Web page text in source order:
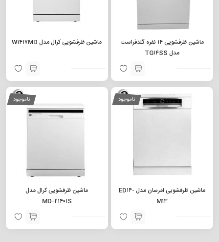
ماشین ظرفشویی ۱۴ نفره گلدفراست
مدل TG۱۴SS
ماشین ظرفشویی کرال مدل W۱۴۱۷MD
ناموجود
ماشین ظرفشویی امرسان مدل ED۱۴-
M۱۳
ناموجود
ماشین ظرفشویی کرال مدل
MD-۲۱۴۰۱S